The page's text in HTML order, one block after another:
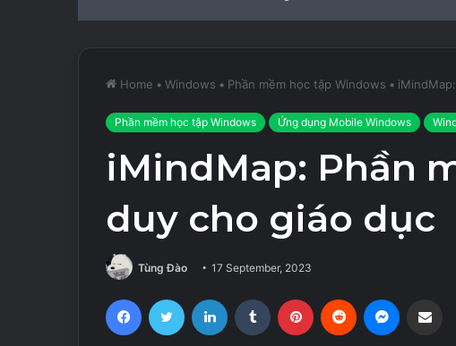
Home • Windows • Phần mềm học tập Windows •
Phần mềm học tập Windows Ứng dụng Mobile Windows
iMindMap: Phần
duy cho giáo dục
Tùng Đào 17 September, 2023
FacebookTwitter LinkedIn Tumblr Pinterest Reddit